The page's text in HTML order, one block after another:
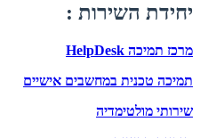
יחידת השירות :
מרכז תמיכה HelpDesk
תמיכה טכנית במחשבים אישיים
שירותי מולטימדיה